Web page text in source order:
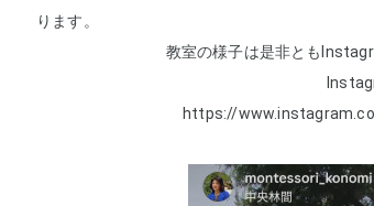
ります。
教室の様子は是非とも
https://